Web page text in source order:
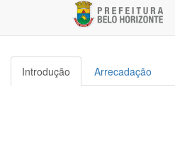
Introdução Arrecadação